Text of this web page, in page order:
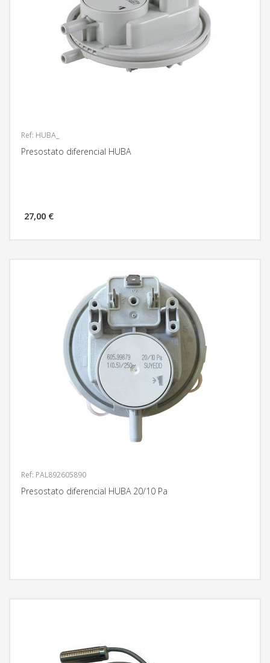
Ref: HUBA_
Presostato diferencial HUBA
27,00 €
Ref: PAL892605890
Presostato diferencial HUBA 20/10 Pa